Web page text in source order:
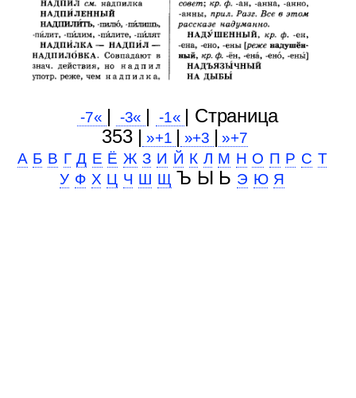
-7« | -3« | -1« | Cтраница
353 | »+1 | »+3 | »+7
А Б В Г Д Е Ё Ж З И Й К Л М Н О П Р С Т
У Ф Х Ц Ч Ш Щ Ъ Ы Ь Э Ю Я